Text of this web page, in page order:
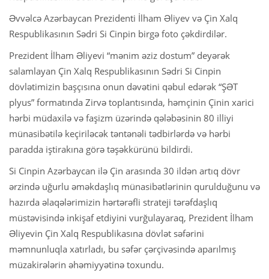
Əvvəlcə Azərbaycan Prezidenti İlham Əliyev və Çin Xalq
Respublikasının Sədri Si Cinpin birgə foto çəkdirdilər.
Prezident İlham Əliyevi “mənim əziz dostum” deyərək
salamlayan Çin Xalq Respublikasının Sədri Si Cinpin
dövlətimizin başçısına onun dəvətini qəbul edərək “ŞƏT
plyus” formatında Zirvə toplantısında, həmçinin Çinin xarici
hərbi müdaxilə və faşizm üzərində qələbəsinin 80 illiyi
münasibətilə keçiriləcək təntənəli tədbirlərdə və hərbi
paradda iştirakına görə təşəkkürünü bildirdi.
Si Cinpin Azərbaycan ilə Çin arasında 30 ildən artıq dövr
ərzində uğurlu əməkdaşlıq münasibətlərinin qurulduğunu və
hazırda əlaqələrimizin hərtərəfli strateji tərəfdaşlıq
müstəvisində inkişaf etdiyini vurğulayaraq, Prezident İlham
Əliyevin Çin Xalq Respublikasına dövlət səfərini
məmnunluqla xatırladı, bu səfər çərçivəsində aparılmış
müzakirələrin əhəmiyyətinə toxundu.